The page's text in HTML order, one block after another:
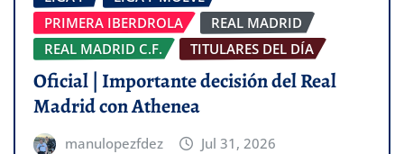
PRIMERA IBERDROLA
REAL MADRID
REAL MADRID C.F.
TITULARES DEL DÍA
Oficial | Importante decisión del Real
Madrid con Athenea
manulopezfdez Jul 31, 2026